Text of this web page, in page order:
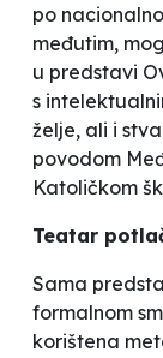
po
međutim,
u predstavi
s
želje, ali i
povodom
Katoličkom
Teatar
Sama
formalnom
korištena